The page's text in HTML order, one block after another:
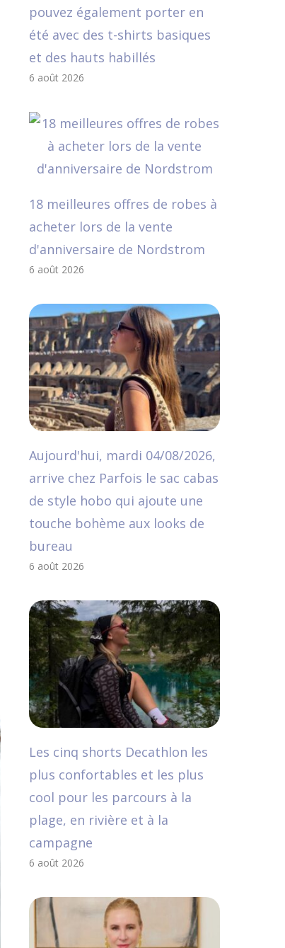
pouvez également porter en
été avec des t-shirts basiques
et des hauts habillés
6 août 2026
18 meilleures offres de robes à
acheter lors de la vente
d'anniversaire de Nordstrom
6 août 2026
Aujourd'hui, mardi 04/08/2026,
arrive chez Parfois le sac cabas
de style hobo qui ajoute une
touche bohème aux looks de
bureau
6 août 2026
Les cinq shorts Decathlon les
plus confortables et les plus
cool pour les parcours à la
plage, en rivière et à la
campagne
6 août 2026